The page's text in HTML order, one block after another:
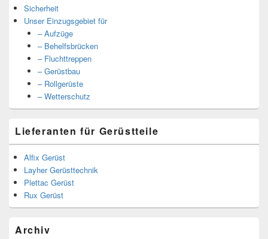
Sicherheit
Unser Einzugsgebiet für
– Aufzüge
– Behelfsbrücken
– Fluchttreppen
– Gerüstbau
– Rollgerüste
– Wetterschutz
Lieferanten für Gerüstteile
Alfix Gerüst
Layher Gerüsttechnik
Plettac Gerüst
Rux Gerüst
Archiv